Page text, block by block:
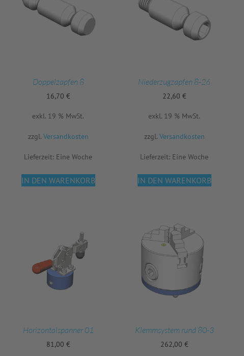
Doppelzapfen 8
16,70 €
exkl. 19 % MwSt.
zzgl. Versandkosten
Lieferzeit: Eine Woche
IN DEN WARENKORB
Niederzugzapfen 8-26
22,60 €
exkl. 19 % MwSt.
zzgl. Versandkosten
Lieferzeit: Eine Woche
IN DEN WARENKORB
Horizontalspanner 01
81,00 €
Klemmsystem rund 80-3
262,00 €